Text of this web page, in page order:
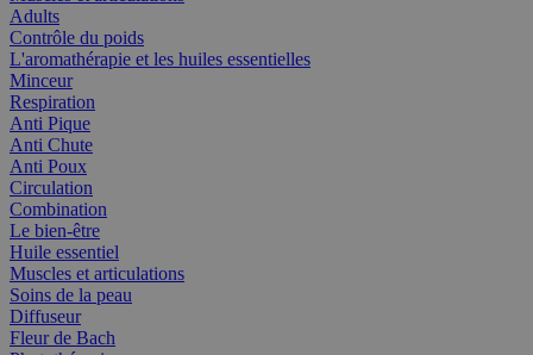
Adults
Contrôle du poids
L'aromathérapie et les huiles essentielles
Minceur
Respiration
Anti Pique
Anti Chute
Anti Poux
Circulation
Combination
Le bien-être
Huile essentiel
Muscles et articulations
Soins de la peau
Diffuseur
Fleur de Bach